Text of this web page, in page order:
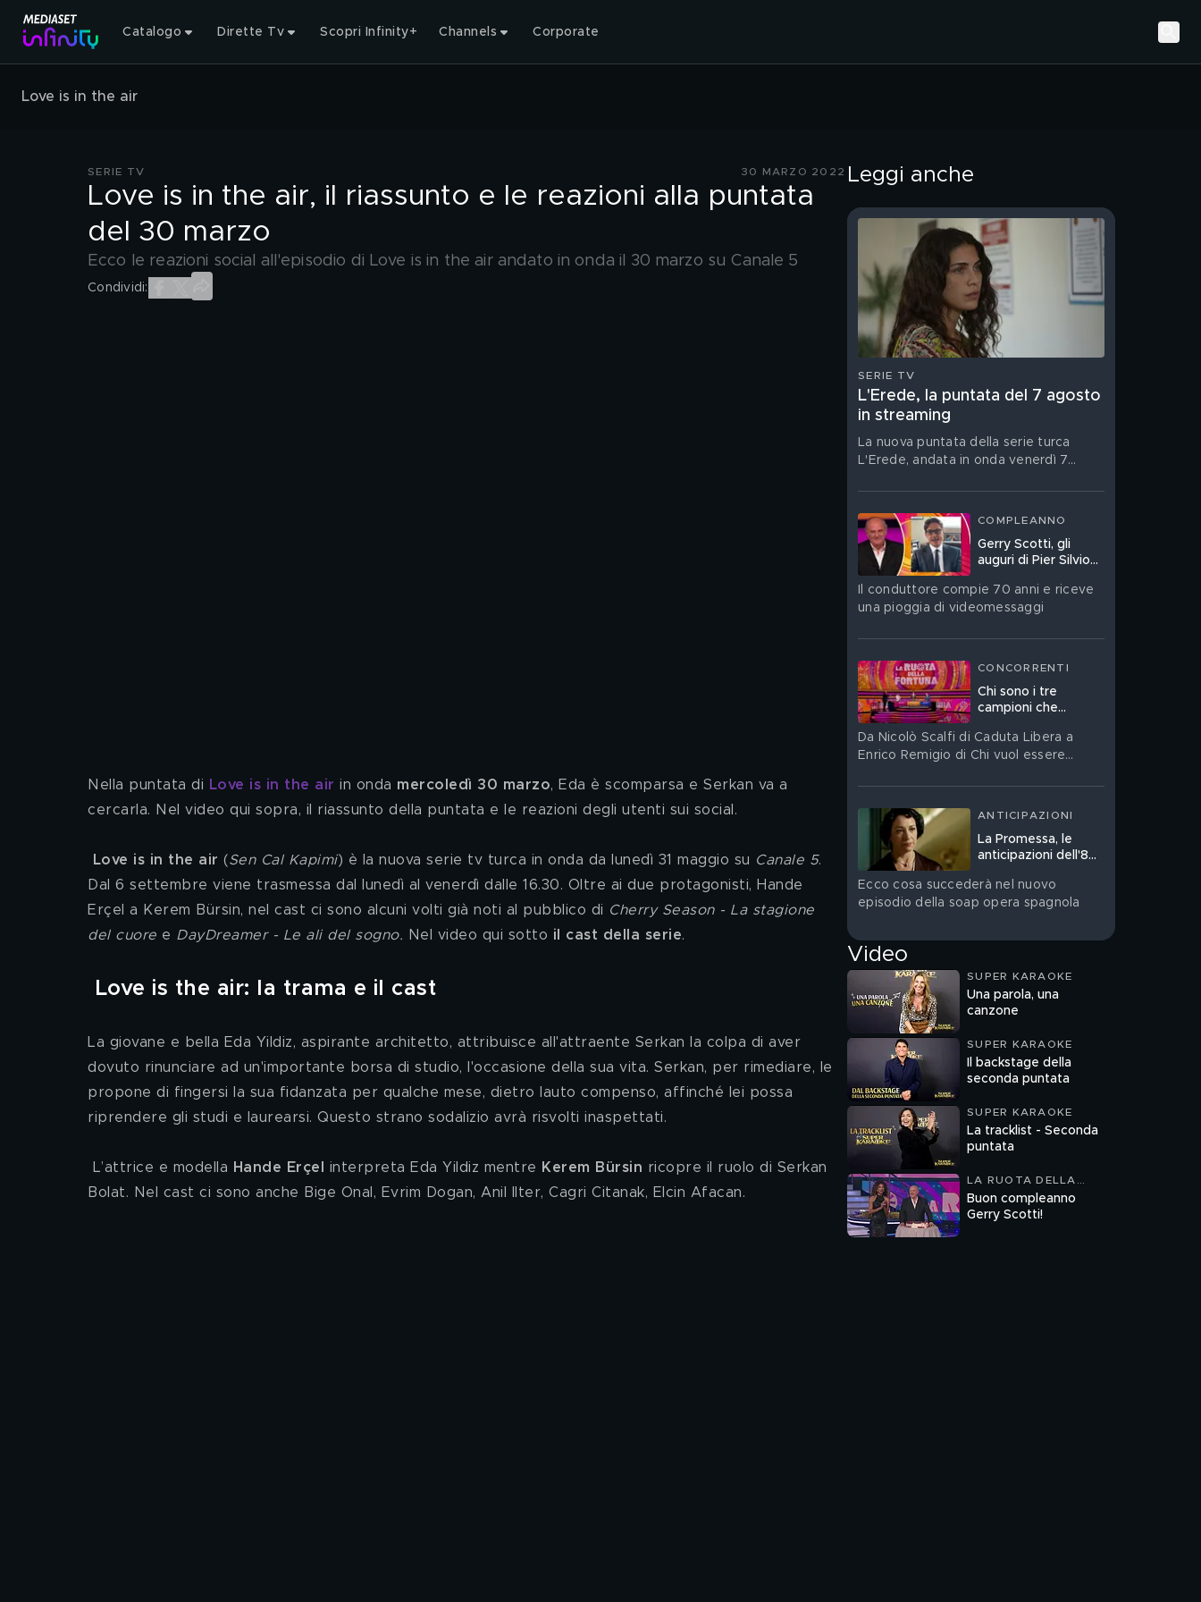
Catalogo Dirette Tv Scopri Infinity+ Channels Corporate
Love is in the air
SERIE TV 30 MARZO 2022
Love is in the air, il riassunto e le reazioni alla puntata
del 30 marzo
Ecco le reazioni social all'episodio di Love is in the air andato in onda il 30 marzo su Canale 5
Condividi:
Nella puntata di Love is in the air in onda mercoledì 30 marzo, Eda è scomparsa e Serkan va a
cercarla. Nel video qui sopra, il riassunto della puntata e le reazioni degli utenti sui social.
Love is in the air (Sen Cal Kapimi) è la nuova serie tv turca in onda da lunedì 31 maggio su Canale 5.
Dal 6 settembre viene trasmessa dal lunedì al venerdì dalle 16.30. Oltre ai due protagonisti, Hande
Erçel a Kerem Bürsin, nel cast ci sono alcuni volti già noti al pubblico di Cherry Season - La stagione
del cuore e DayDreamer - Le ali del sogno. Nel video qui sotto il cast della serie.
Love is the air: la trama e il cast
La giovane e bella Eda Yildiz, aspirante architetto, attribuisce all'attraente Serkan la colpa di aver
dovuto rinunciare ad un'importante borsa di studio, l'occasione della sua vita. Serkan, per rimediare, le
propone di fingersi la sua fidanzata per qualche mese, dietro lauto compenso, affinché lei possa
riprendere gli studi e laurearsi. Questo strano sodalizio avrà risvolti inaspettati.
L’attrice e modella Hande Erçel interpreta Eda Yildiz mentre Kerem Bürsin ricopre il ruolo di Serkan
Bolat. Nel cast ci sono anche Bige Onal, Evrim Dogan, Anil Ilter, Cagri Citanak, Elcin Afacan.
Leggi anche
SERIE TV
L'Erede, la puntata del 7 agosto
in streaming
La nuova puntata della serie turca
L'Erede, andata in onda venerdì 7
COMPLEANNO
Gerry Scotti, gli
auguri di Pier Silvio
Ruota della Fortuna:
"Sei un mito"
Il conduttore compie 70 anni e riceve
una pioggia di videomessaggi
CONCORRENTI
Chi sono i tre
campioni che
della Fortuna
Da Nicolò Scalfi di Caduta Libera a
Enrico Remigio di Chi vuol essere
Sallustio di Passaparola
ANTICIPAZIONI
La Promessa, le
anticipazioni dell'8
serata
Ecco cosa succederà nel nuovo
episodio della soap opera spagnola
Video
SUPER KARAOKE
Una parola, una
canzone
SUPER KARAOKE
Il backstage della
seconda puntata
SUPER KARAOKE
La tracklist - Seconda
puntata
LA RUOTA DELLA
FORTUNA
Buon compleanno
Gerry Scotti!